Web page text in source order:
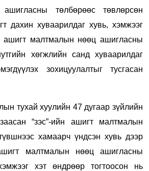
төлбөрөөс төвлөрсөн
дахин хуваарилдаг хувь, хэмжээг
ашигт малтмалын нөөц ашигласны
хөгжлийн санд хуваарилдаг
зохицуулалтыг тусгасан
тухай хуулийн 47 дугаар зүйлийн
“зэс”-ийн ашигт малтмалын
хамаарч үндсэн хувь дээр
малтмалын нөөц ашигласны
хэт өндрөөр тогтоосон нь